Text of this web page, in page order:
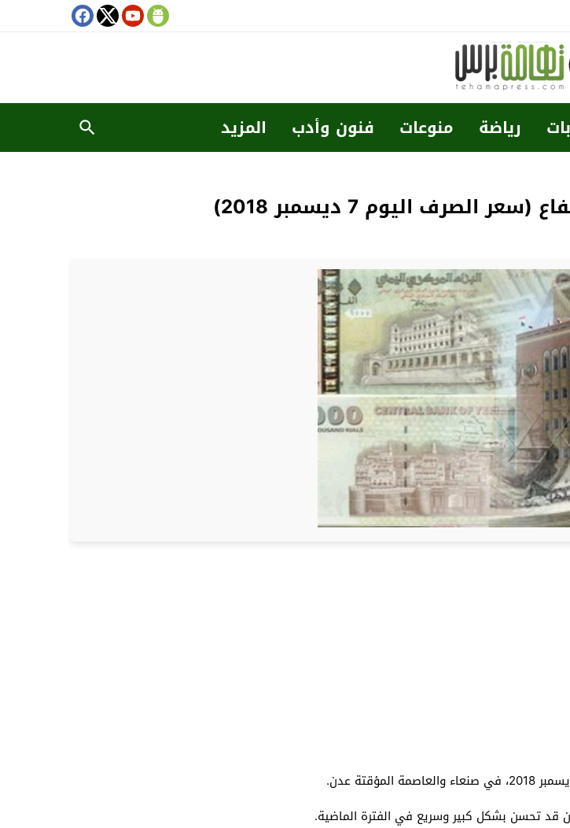
رياضة منوعات فنون وأدب المزيد
اليوم 7 ديسمبر 2018)
قد تحسن بشكل كبير وسريع في الفترة الماضية.